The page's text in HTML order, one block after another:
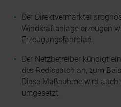
Der Direktvermarkter
Windkraftanlage erzeugen
Erzeugungsfahrplan.
Der Netzbetreiber kündigt
des Redispatch an, zum
Diese Maßnahme wird
umgesetzt.